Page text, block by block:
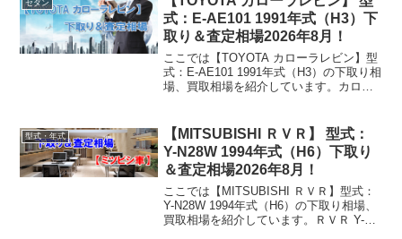
セダン
式：E-AE101 1991年式（H3）下
取り＆査定相場2026年8月！
ここでは【TOYOTA カローラレビン】型
式：E-AE101 1991年式（H3）の下取り相
場、買取相場を紹介しています。カロー
万円～1万円買取り相場：...
型式・年式
【MITSUBISHI ＲＶＲ】 型式：
Y-N28W 1994年式（H6）下取り
＆査定相場2026年8月！
ここでは【MITSUBISHI ＲＶＲ】型式：
Y-N28W 1994年式（H6）の下取り相場、
買取相場を紹介しています。ＲＶＲ Y-